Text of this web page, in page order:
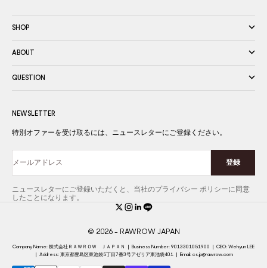
SHOP
ABOUT
QUESTION
NEWSLETTER
特別オファーを受け取るには、ニュースレターにご登録ください。
メールアドレス 登録
ニュースレターにご登録いただくと、当社のプライバシー ポリシーに同意
したことになります。
© 2026 - RAWROW JAPAN
Company Name: 株式会社ＲＡＷＲＯＷ ＪＡＰＡＮ | Business Number: 9013301051900 | CEO: Wehyun LEE
| Address: 東京都豊島区東池袋5丁目7番3号アゼリア東池袋401 | Email: cs.jp@rawrow.com